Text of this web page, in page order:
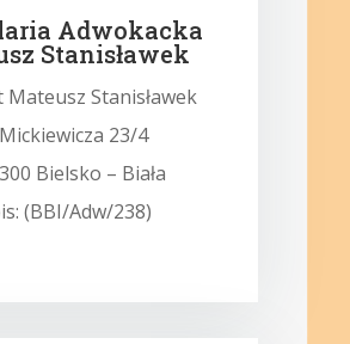
Adwokacka
Stanisławek
Mateusz Stanisławek
23/4
Bielsko – Biała
(BBI/Adw/238)